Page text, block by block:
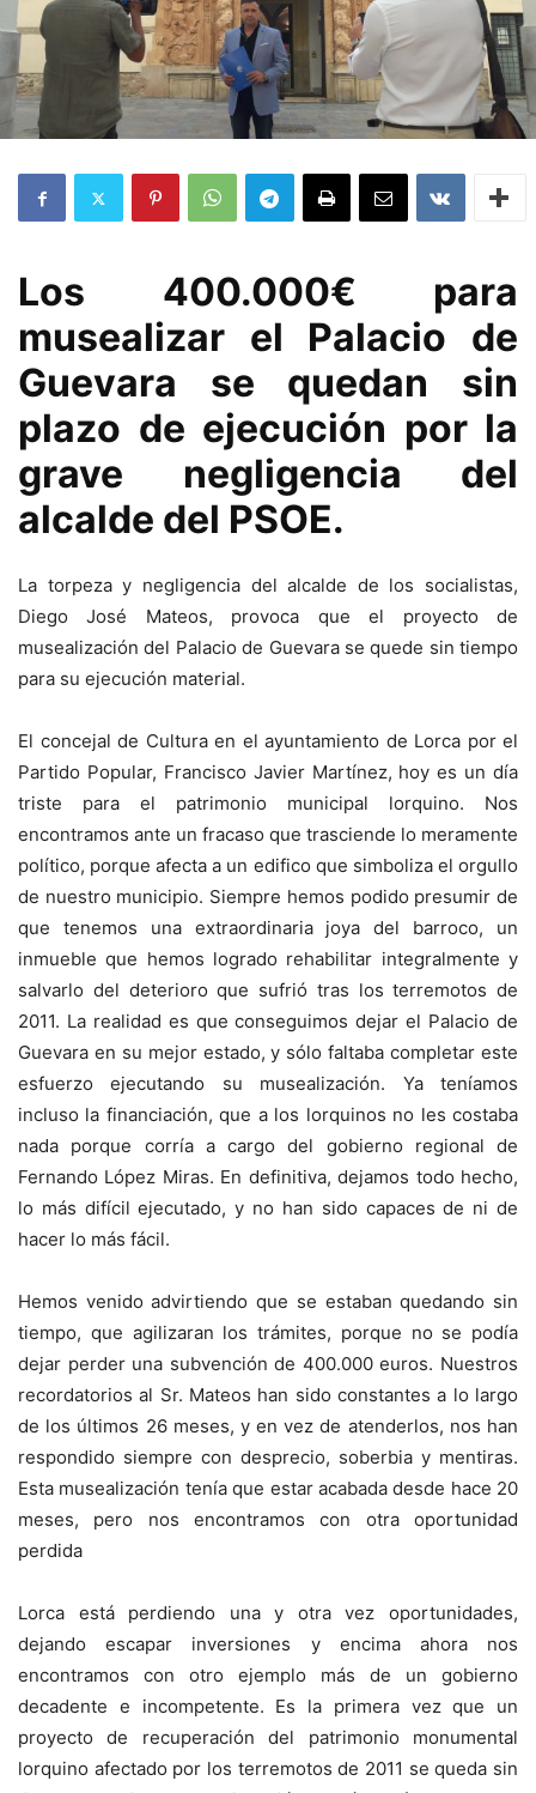
Los 400.000€ para
musealizar el Palacio de
Guevara se quedan sin
plazo de ejecución por la
grave negligencia del
alcalde del PSOE.
La torpeza y negligencia del alcalde de los socialistas,
Diego José Mateos, provoca que el proyecto de
musealización del Palacio de Guevara se quede sin tiempo
para su ejecución material.
El concejal de Cultura en el ayuntamiento de Lorca por el
Partido Popular, Francisco Javier Martínez, hoy es un día
triste para el patrimonio municipal lorquino. Nos
encontramos ante un fracaso que trasciende lo meramente
político, porque afecta a un edifico que simboliza el orgullo
de nuestro municipio. Siempre hemos podido presumir de
que tenemos una extraordinaria joya del barroco, un
inmueble que hemos logrado rehabilitar integralmente y
salvarlo del deterioro que sufrió tras los terremotos de
2011. La realidad es que conseguimos dejar el Palacio de
Guevara en su mejor estado, y sólo faltaba completar este
esfuerzo ejecutando su musealización. Ya teníamos
incluso la financiación, que a los lorquinos no les costaba
nada porque corría a cargo del gobierno regional de
Fernando López Miras. En definitiva, dejamos todo hecho,
lo más difícil ejecutado, y no han sido capaces de ni de
hacer lo más fácil.
Hemos venido advirtiendo que se estaban quedando sin
tiempo, que agilizaran los trámites, porque no se podía
dejar perder una subvención de 400.000 euros. Nuestros
recordatorios al Sr. Mateos han sido constantes a lo largo
de los últimos 26 meses, y en vez de atenderlos, nos han
respondido siempre con desprecio, soberbia y mentiras.
Esta musealización tenía que estar acabada desde hace 20
meses, pero nos encontramos con otra oportunidad
perdida
Lorca está perdiendo una y otra vez oportunidades,
dejando escapar inversiones y encima ahora nos
encontramos con otro ejemplo más de un gobierno
decadente e incompetente. Es la primera vez que un
proyecto de recuperación del patrimonio monumental
lorquino afectado por los terremotos de 2011 se queda sin